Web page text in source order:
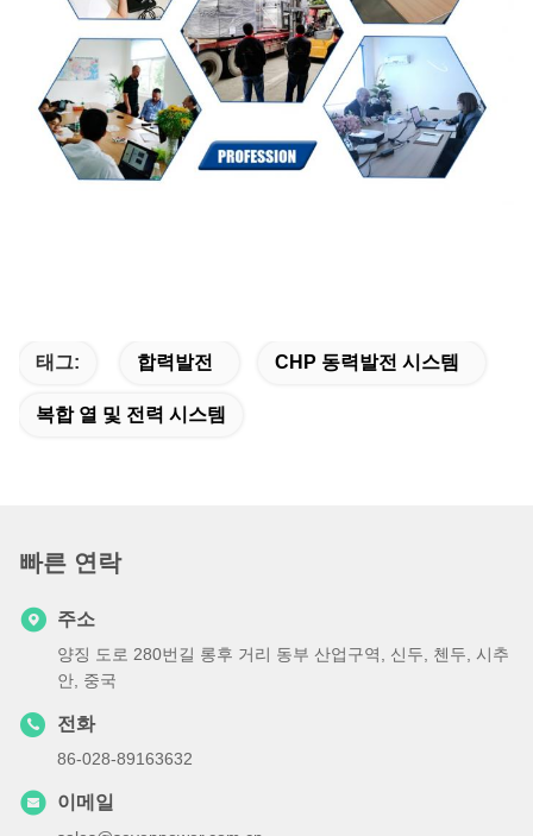
태그: 합력발전 CHP 동력발전 시스템
복합 열 및 전력 시스템
빠른 연락
주소
양징 도로 280번길 롱후 거리 동부 산업구역, 신두, 첸두, 시추
안, 중국
전화
86-028-89163632
이메일